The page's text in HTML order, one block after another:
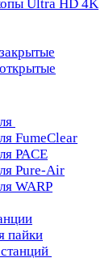
Ultra HD 4K
FumeClear
PACE
Pure-Air
WARP
пайки